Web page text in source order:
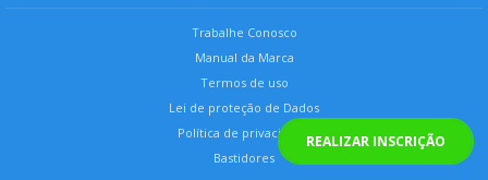
REALIZAR INSCRIÇÃO
Trabalhe Conosco
Manual da Marca
Termos de uso
Lei de proteção de Dados
Política de privacidade
Bastidores